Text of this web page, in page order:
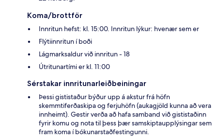
Koma/brottför
Innritun hefst: kl. 15:00. Innritun lýkur: hvenær sem er
Flýtiinnritun í boði
Lágmarksaldur við innritun - 18
Útritunartími er kl. 11:00
Sérstakar innritunarleiðbeiningar
Þessi gististaður býður upp á akstur frá höfn
skemmtiferðaskipa og ferjuhöfn (aukagjöld kunna að vera
innheimt). Gestir verða að hafa samband við gististaðinn
fyrir komu og nota til þess þær samskiptaupplýsingar sem
fram koma í bókunarstaðfestingunni.